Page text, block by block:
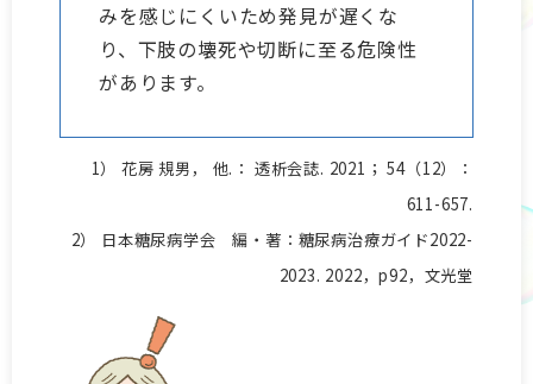
みを感じにくいため発見が遅くな
り、下肢の壊死や切断に至る危険性
があります。
1） 花房 規男， 他.： 透析会誌. 2021； 54（12）：
611-657.
2） 日本糖尿病学会 編・著：糖尿病治療ガイド2022-
2023. 2022，p92，文光堂